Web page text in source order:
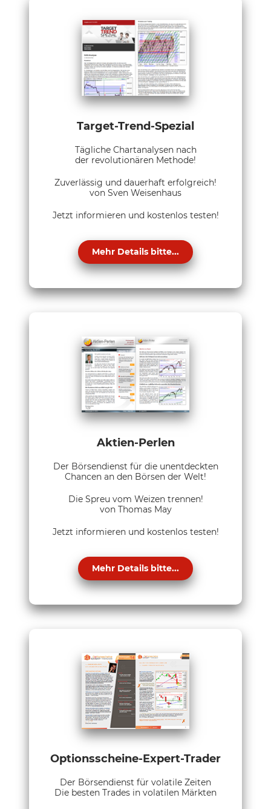
Target-Trend-Spezial
Tägliche Chartanalysen nach
der revolutionären Methode!
Zuverlässig und dauerhaft erfolgreich!
von Sven Weisenhaus
Jetzt informieren und kostenlos testen!
Mehr Details bitte...
Aktien-Perlen
Der Börsendienst für die unentdeckten
Chancen an den Börsen der Welt!
Die Spreu vom Weizen trennen!
von Thomas May
Jetzt informieren und kostenlos testen!
Mehr Details bitte...
Optionsscheine-Expert-Trader
Der Börsendienst für volatile Zeiten
Die besten Trades in volatilen Märkten